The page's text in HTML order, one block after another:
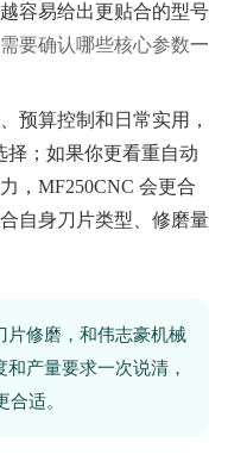
容易给出更贴合的型号
要确认哪些核心参数一
预算控制和日常实用，
择；如果你更看重自动
，MF250CNC 会更合
自身刀片类型、修磨量
片修磨，和伟志豪机械
产量要求一次说清，
适。